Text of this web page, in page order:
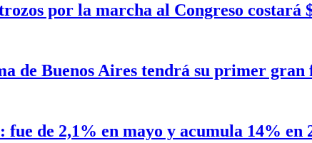
por la marcha al Congreso costará
de Buenos Aires tendrá su primer gran
de 2,1% en mayo y acumula 14% en